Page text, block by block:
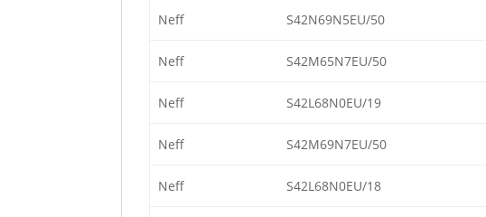
Neff S42N69N5EU/50
Neff S42M65N7EU/50
Neff S42L68N0EU/19
Neff S42M69N7EU/50
Neff S42L68N0EU/18